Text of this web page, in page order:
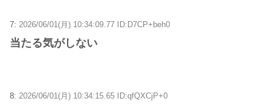
7: 2026/06/01(月) 10:34:09.77 ID:D7CP+beh0
当たる気がしない
8: 2026/06/01(月) 10:34:15.65 ID:qfQXCjP+0